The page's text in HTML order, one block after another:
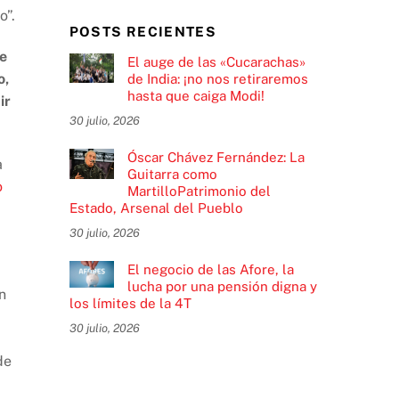
POSTS RECIENTES
El auge de las «Cucarachas»
de India: ¡no nos retiraremos
hasta que caiga Modi!
30 julio, 2026
Óscar Chávez Fernández: La
Guitarra como
MartilloPatrimonio del
Estado, Arsenal del Pueblo
30 julio, 2026
El negocio de las Afore, la
lucha por una pensión digna y
los límites de la 4T
30 julio, 2026